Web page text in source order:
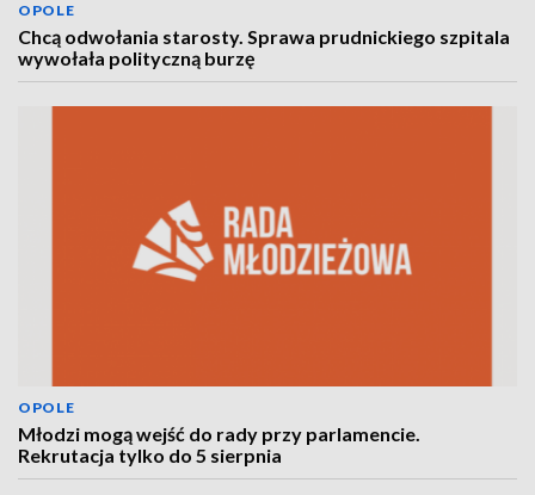
OPOLE
Chcą odwołania starosty. Sprawa prudnickiego szpitala
wywołała polityczną burzę
OPOLE
Młodzi mogą wejść do rady przy parlamencie.
Rekrutacja tylko do 5 sierpnia